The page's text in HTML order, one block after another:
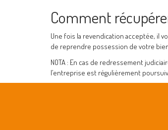
Comment
Une fois la revendication acceptée, il
de reprendre possession de votre
NOTA : En cas de redressement
l’entreprise est régulièrement